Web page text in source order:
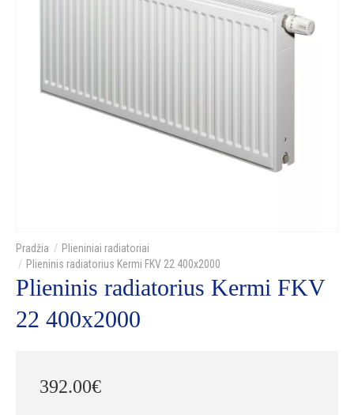
Plieniniai radiatoriai
Plieninis radiatorius Kermi FKV 22 400x2000
Plieninis radiatorius Kermi FKV
22 400x2000
392.00€